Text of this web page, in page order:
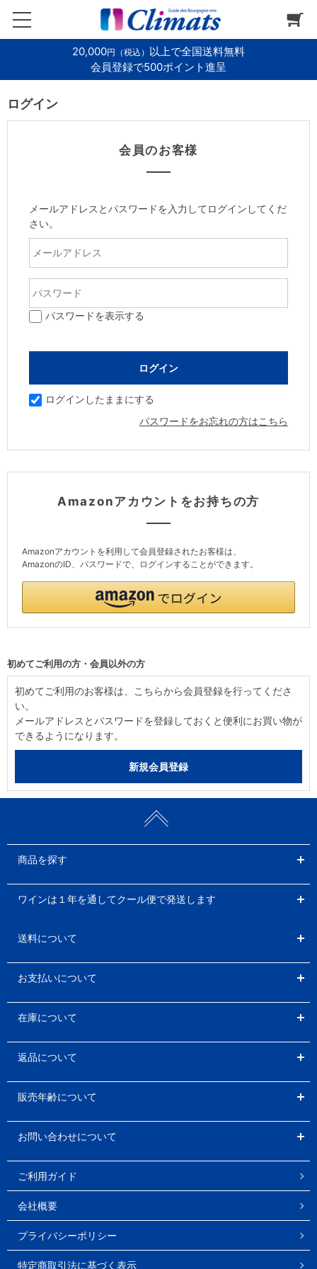
20,000円（税込） 以上で全国送料無料
会員登録で500ポイント進呈
ログイン
会員のお客様
メールアドレスとパスワードを入力してログインしてくだ
さい。
パスワードを表示する
ログインしたままにする
パスワードをお忘れの方はこちら
Amazonアカウントをお持ちの方
Amazonアカウントを利用して会員登録されたお客様は、
AmazonのID、パスワードで、ログインすることができます。
初めてご利用の方・会員以外の方
初めてご利用のお客様は、こちらから会員登録を行ってくださ
い。
メールアドレスとパスワードを登録しておくと便利にお買い物が
できるようになります。
商品を探す
ワインは１年を通してクール便で発送します
送料について
お支払いについて
在庫について
返品について
販売年齢について
お問い合わせについて
ご利用ガイド
会社概要
プライバシーポリシー
特定商取引法に基づく表示